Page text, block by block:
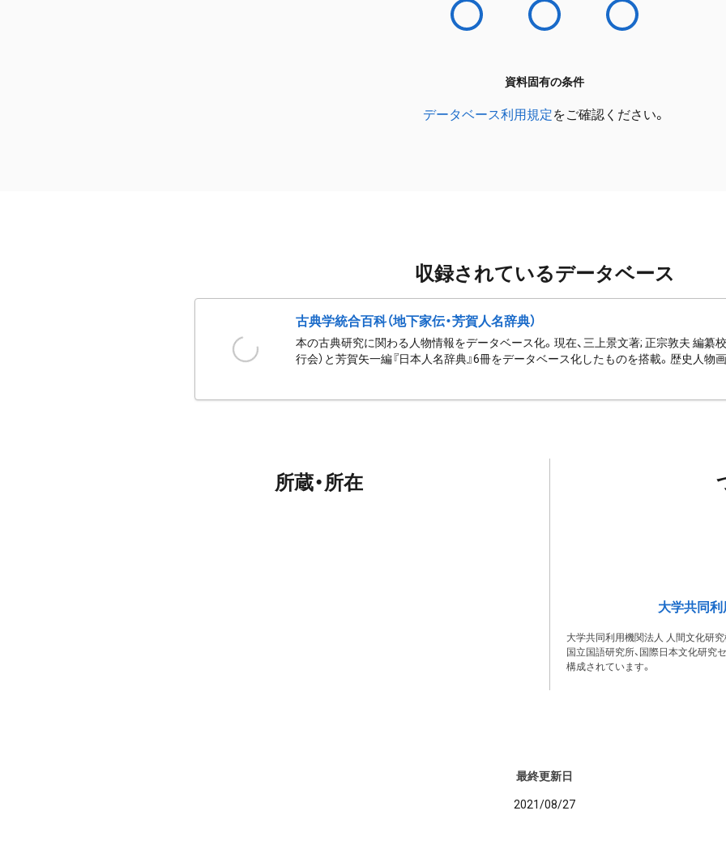
資料固有の条件
データベース利用規定をご確認ください。
収録されているデータベース
古典学統合百科（地下家伝・芳賀人名辞典）
本の古典研究に関わる人物情報をデータベース化。現在、三上景文著; 正宗敦夫 編纂校
行会）と芳賀矢一編『日本人名辞典』6冊をデータベース化したものを搭載。歴史人物
所蔵・所在
大学共同
大学共同利用機関法人 人間文化研究
国立国語研究所、国際日本文化研究
構成されています。
最終更新日
2021/08/27